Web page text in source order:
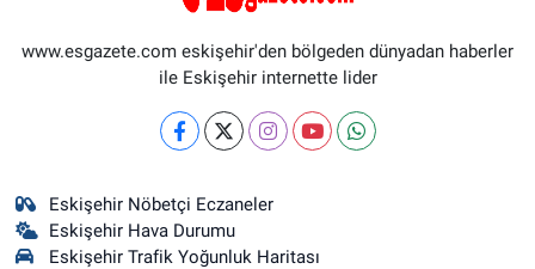
www.esgazete.com eskişehir'den bölgeden dünyadan haberler
ile Eskişehir internette lider
Eskişehir Nöbetçi Eczaneler
Eskişehir Hava Durumu
Eskişehir Trafik Yoğunluk Haritası